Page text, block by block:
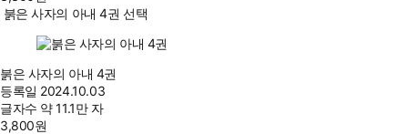
붉은 사자의 아내 4권 선택
붉은 사자의 아내 4권
등록일 2024.10.03
글자수 약 11.1만 자
3,800원